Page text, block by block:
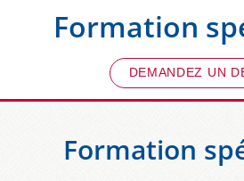
Formation
DEMANDEZ UN
Formation